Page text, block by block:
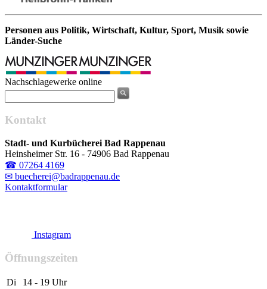
Personen aus Politik, Wirtschaft, Kultur, Sport, Musik sowie
Länder-Suche
Nachschlagewerke online
Kontakt
Stadt- und Kurbücherei Bad Rappenau
Heinsheimer Str. 16 - 74906 Bad Rappenau
☎ 07264 4169
✉ buecherei@badrappenau.de
Kontaktformular
Instagram
Öffnungszeiten
Di 14 - 19 Uhr